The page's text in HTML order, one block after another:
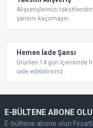
Alışverişlerinizi
şansını kaçırmayın.
Hemen İade Şansı
Ürünleri 14 gün İçerisinde
iade edebilirsiniz.
E-BÜLTENE ABONE
E-bültene abone olun